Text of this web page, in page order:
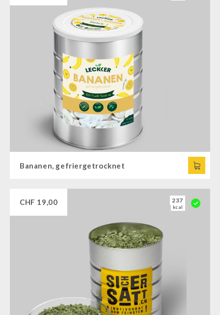
Bananen, gefriergetrocknet
CHF 19,00 237
kcal